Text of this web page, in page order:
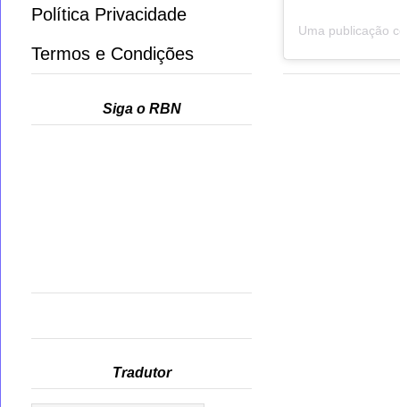
Política Privacidade
Termos e Condições
Siga o RBN
Tradutor